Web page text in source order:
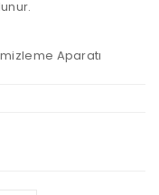
Aparatı